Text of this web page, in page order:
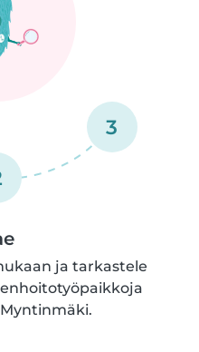
3
ja tarkastele